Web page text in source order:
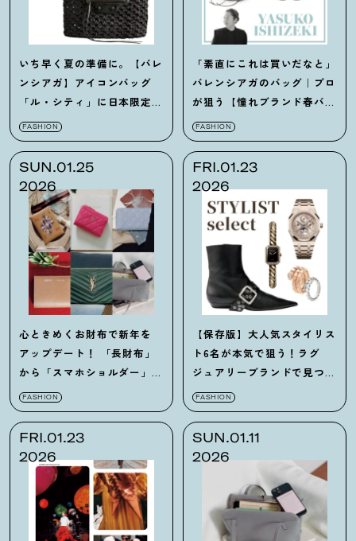
いち早く夏の準備に。【バレ
ンシアガ】アイコンバッグ
「ル・シティ」に日本限定ラ
フィアが登場
FASHION
「素直にこれは買いだなと」
バレンシアガのバッグ｜プロ
が狙う【憧れブランド春バッ
グ＆靴】6選
FASHION
SUN.01.25
2026
心ときめくお財布で新年を
アップデート ！
「長財布」
から「スマホショルダー」ま
で42選【まとめ】
FASHION
FRI.01.23
2026
【保存版】大人気スタイリス
ト6名が本気で狙う ！ ラグ
ジュアリーブランドで見つけ
た逸品32選まとめ
FASHION
FRI.01.23
2026
SUN.01.11
2026